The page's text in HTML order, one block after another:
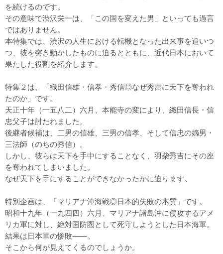
を続けるのです。
その意味で渋沢栄一は、「この国を変えた男」といっても過言
ではありません。
本特集では、渋沢の人生における転機となった出来事を追いつ
つ、彼を突き動かしたものに迫るとともに、近代日本において
果たした役割を紹介します。
特集２は、「織田信雄・信孝・秀信◎なぜ秀吉に天下を奪われ
たのか」です。
天正十年（一五八二）六月、本能寺の変により、織田信長・信
忠父子は討たれました。
後継者候補は、二男の信雄、三男の信孝、そして信忠の嫡男・
三法師（のちの秀信）。
しかし、彼らは天下を手中にすることなく、羽柴秀吉にその座
を奪われてしまいました。
なぜ天下を手にすることができなかったかに迫ります。
特別企画は、「マリアナ沖海戦◎日本的失敗の本質」です。
昭和十九年（一九四四）六月、マリアナ諸島沖に侵攻するアメ
リカ軍に対し、絶対国防圏として死守しようとした日本海軍。
結果は日本軍の惨敗――。
そこから何が見えてくるのでしょうか。